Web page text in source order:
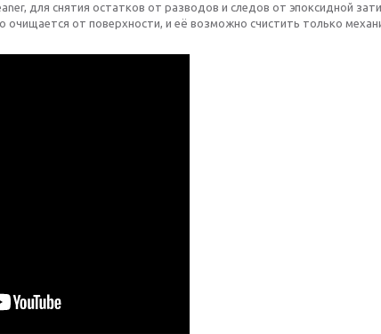
для снятия остатков от разводов и следов от эпоксидной
очищается от поверхности, и её возможно счистить только